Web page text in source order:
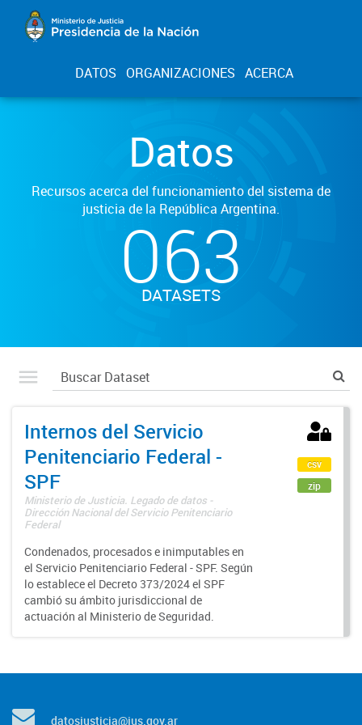
DATOS ORGANIZACIONES ACERCA
Datos
Recursos acerca del funcionamiento del sistema de
justicia de la República Argentina.
063
DATASETS
Internos del Servicio
Penitenciario Federal -
SPF
Ministerio de Justicia. Legado de datos -
Dirección Nacional del Servicio Penitenciario
Federal
Condenados, procesados e inimputables en
el Servicio Penitenciario Federal - SPF. Según
lo establece el Decreto 373/2024 el SPF
cambió su ámbito jurisdiccional de
actuación al Ministerio de Seguridad.
csv
zip
datosjusticia@jus.gov.ar